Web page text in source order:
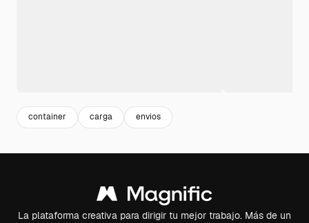
container carga envios
La plataforma creativa para dirigir tu mejor trabajo. Más de un